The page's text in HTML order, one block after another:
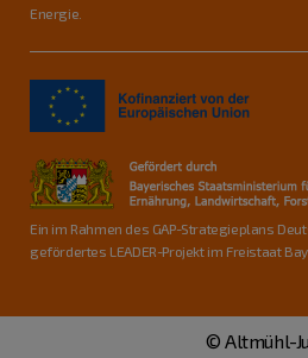
Energie.
Ein im Rahmen des GAP-Strategieplans
gefördertes LEADER-Projekt im Freistaat
© Altmühl-